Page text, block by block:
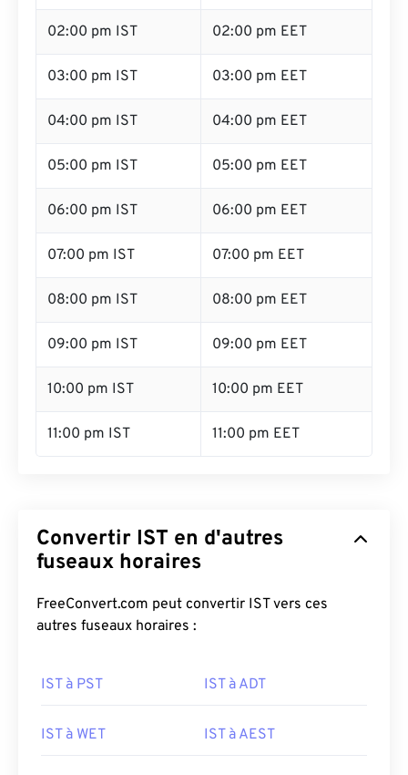
02:00 pm IST 02:00 pm EET
03:00 pm IST 03:00 pm EET
04:00 pm IST 04:00 pm EET
05:00 pm IST 05:00 pm EET
06:00 pm IST 06:00 pm EET
07:00 pm IST 07:00 pm EET
08:00 pm IST 08:00 pm EET
09:00 pm IST 09:00 pm EET
10:00 pm IST 10:00 pm EET
11:00 pm IST 11:00 pm EET
Convertir IST en d'autres
fuseaux horaires
FreeConvert.com peut convertir IST vers ces
autres fuseaux horaires :
IST à PST IST à ADT
IST à WET IST à AEST